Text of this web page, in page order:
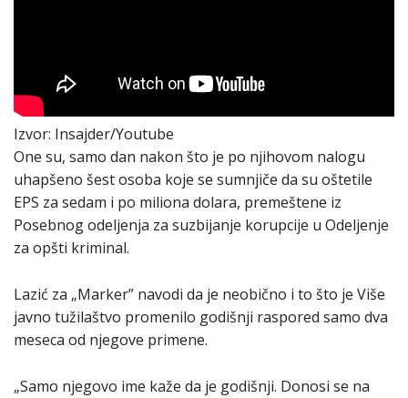
Izvor: Insajder/Youtube
One su, samo dan nakon što je po njihovom nalogu
uhapšeno šest osoba koje se sumnjiče da su oštetile
EPS za sedam i po miliona dolara, premeštene iz
Posebnog odeljenja za suzbijanje korupcije u Odeljenje
za opšti kriminal.
Lazić za „Marker” navodi da je neobično i to što je Više
javno tužilaštvo promenilo godišnji raspored samo dva
meseca od njegove primene.
„Samo njegovo ime kaže da je godišnji. Donosi se na